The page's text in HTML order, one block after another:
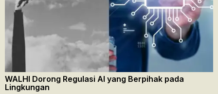
WALHI Dorong Regulasi AI yang Berpihak pada
Lingkungan